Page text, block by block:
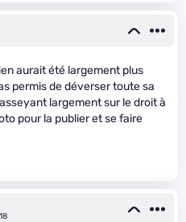
aurait été largement plus
permis de déverser toute sa
largement sur le droit à
pour la publier et se faire